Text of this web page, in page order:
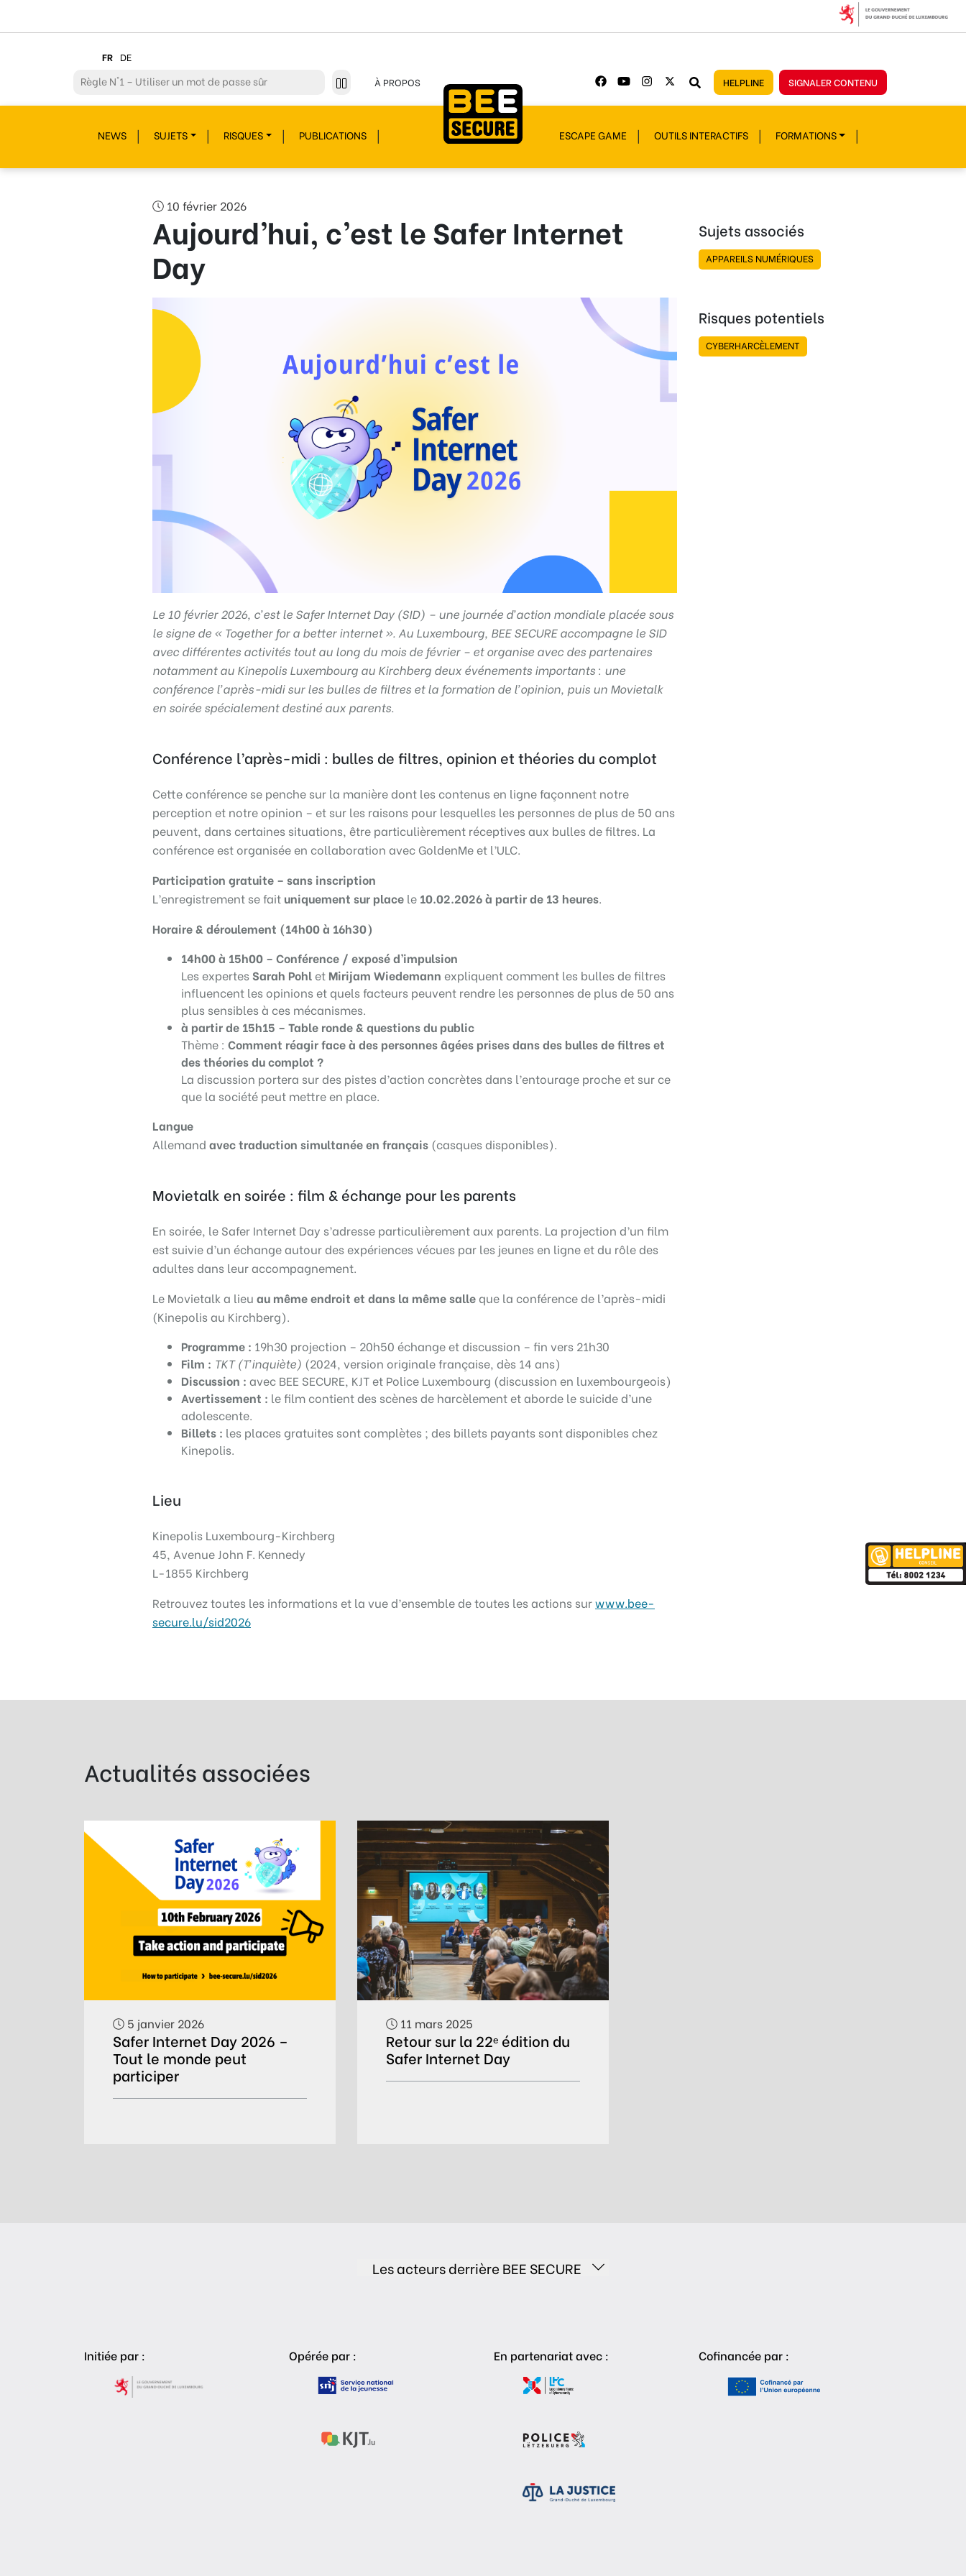
FR DE
RègleN°2 – Réfléchir avant de cliquer !
RègleN°3 – Réfléchir à ce que l’on publie
RègleN°4 – Respecter les autres
RègleN°5 – Se protéger du piratage
N°7 – Réagir et signaler
N°8 – Protéger sa vie privée
N°9 – Savoir s’accorder une pause
N°10 – Des questions ? Parles-en
N°1 – Utiliser un mot de passe sûr
À PROPOS HELPLINE SIGNALER CONTENU
NEWS SUJETS RISQUES PUBLICATIONS ESCAPE GAME OUTILS INTERACTIFS FORMATIONS
10 février 2026
Aujourd’hui, c’est le Safer Internet
Day
Le 10 février 2026, c’est le Safer Internet Day (SID) – une journée d’action mondiale placée sous
le signe de « Together for a better internet ». Au Luxembourg, BEE SECURE accompagne le SID
avec différentes activités tout au long du mois de février – et organise avec des partenaires
notamment au Kinepolis Luxembourg au Kirchberg deux événements importants : une
conférence l’après-midi sur les bulles de filtres et la formation de l’opinion, puis un Movietalk
en soirée spécialement destiné aux parents.
Conférence l’après-midi : bulles de filtres, opinion et théories du complot
Cette conférence se penche sur la manière dont les contenus en ligne façonnent notre
perception et notre opinion – et sur les raisons pour lesquelles les personnes de plus de 50 ans
peuvent, dans certaines situations, être particulièrement réceptives aux bulles de filtres. La
conférence est organisée en collaboration avec GoldenMe et l’ULC.
Participation gratuite – sans inscription
L’enregistrement se fait uniquement sur placele 10.02.2026 à partir de 13 heures.
Horaire & déroulement (14h00 à 16h30)
14h00 à 15h00 – Conférence / exposé d’impulsion
Les expertesSarah Pohlet Mirijam Wiedemann expliquent comment les bulles de filtres
influencent les opinions et quels facteurs peuvent rendre les personnes de plus de 50 ans
plus sensibles à ces mécanismes.
à partir de 15h15 – Table ronde & questions du public
Thème : Comment réagir face à des personnes âgées prises dans des bulles de filtres et
des théories du complot ?
La discussion portera sur des pistes d’action concrètes dans l’entourage proche et sur ce
que la société peut mettre en place.
Langue
Allemand avec traduction simultanée en français(casques disponibles).
Movietalk en soirée : film & échange pour les parents
En soirée, le Safer Internet Day s’adresse particulièrement aux parents. La projection d’un film
est suivie d’un échange autour des expériences vécues par les jeunes en ligne et du rôle des
adultes dans leur accompagnement.
Le Movietalk a lieu au même endroit et dans la même salleque la conférence de l’après-midi
(Kinepolis au Kirchberg).
Programme : 19h30 projection – 20h50 échange et discussion – fin vers 21h30
Film : TKT (T’inquiète) (2024, version originale française, dès 14 ans)
Discussion : avec BEE SECURE, KJT et Police Luxembourg (discussion en luxembourgeois)
Avertissement : le film contient des scènes de harcèlement et aborde le suicide d’une
adolescente.
Billets : les places gratuites sont complètes ; des billets payants sont disponibles chez
Kinepolis.
Lieu
Kinepolis Luxembourg-Kirchberg
45, Avenue John F. Kennedy
L-1855 Kirchberg
Retrouvez toutes les informations et la vue d’ensemble de toutes les actions surwww.bee-
secure.lu/sid2026
Sujets associés
APPAREILS NUMÉRIQUES
Risques potentiels
CYBERHARCÈLEMENT
Actualités associées
5 janvier 2026
Safer Internet Day 2026 –
Tout le monde peut
participer
11 mars 2025
Retour sur la 22ᵉ édition du
Safer Internet Day
Les acteurs derrière BEE SECURE
Initiée par : Opérée par : En partenariat avec : Cofinancée par :